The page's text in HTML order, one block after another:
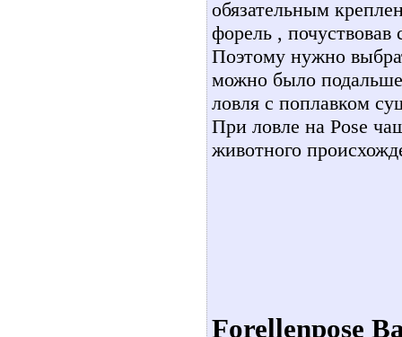
обязательным
форель , почуствовав
Поэтому нужно
можно было
ловля с поплавком
При ловле на Pose
животного
Forellenpose